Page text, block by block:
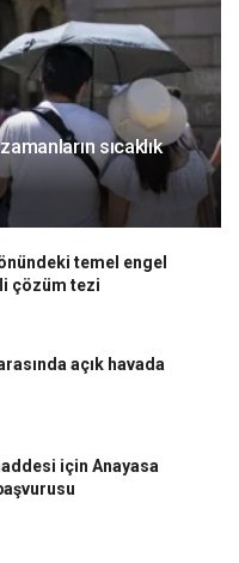
sıcaklık
temel engel
çözüm tezi
açık havada
için Anayasa